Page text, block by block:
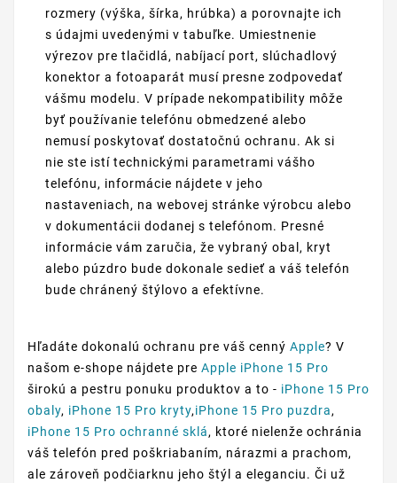
rozmery (výška, šírka, hrúbka) a porovnajte ich
s údajmi uvedenými v tabuľke. Umiestnenie
výrezov pre tlačidlá, nabíjací port, slúchadlový
konektor a fotoaparát musí presne zodpovedať
vášmu modelu. V prípade nekompatibility môže
byť používanie telefónu obmedzené alebo
nemusí poskytovať dostatočnú ochranu. Ak si
nie ste istí technickými parametrami vášho
telefónu, informácie nájdete v jeho
nastaveniach, na webovej stránke výrobcu alebo
v dokumentácii dodanej s telefónom. Presné
informácie vám zaručia, že vybraný obal, kryt
alebo púzdro bude dokonale sedieť a váš telefón
bude chránený štýlovo a efektívne.
Hľadáte dokonalú ochranu pre váš cenný Apple? V
našom e-shope nájdete pre Apple iPhone 15 Pro
širokú a pestru ponuku produktov a to - iPhone 15 Pro
obaly, iPhone 15 Pro kryty,iPhone 15 Pro puzdra,
iPhone 15 Pro ochranné sklá, ktoré nielenže ochránia
váš telefón pred poškriabaním, nárazmi a prachom,
ale zároveň podčiarknu jeho štýl a eleganciu. Či už